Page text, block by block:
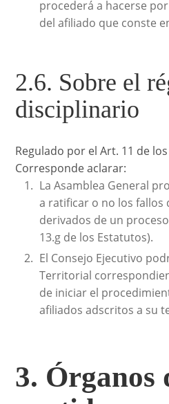
procederá a hacerse
del afiliado que conste
2.6. Sobre el
disciplinario
Regulado por el Art. 11 de
Corresponde aclarar:
La Asamblea General
a ratificar o no los fallos
derivados de un
13.g de los Estatutos).
El Consejo Ejecutivo
Territorial
de iniciar el
afiliados adscritos a su
3. Órganos